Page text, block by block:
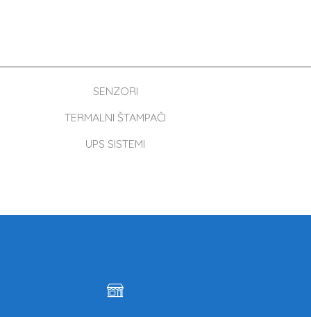
SENZORI
TERMALNI ŠTAMPAČI
UPS SISTEMI